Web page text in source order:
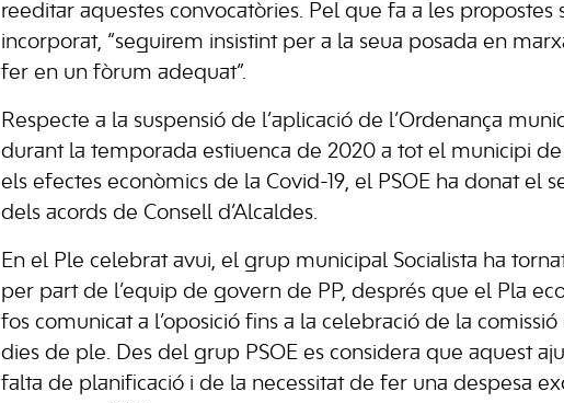
reeditar aquestes convocatòries. Pel que fa a les propostes
incorporat, “seguirem insistint per a la seua posada en
fer en un fòrum adequat”.
Respecte a la suspensió de l’aplicació de l’Ordenança
durant la temporada estiuenca de 2020 a tot el municipi de
els efectes econòmics de la Covid-19, el PSOE ha donat el
dels acords de Consell d’Alcaldes.
En el Ple celebrat avui, el grup municipal Socialista ha
per part de l’equip de govern de PP, després que el Pla
fos comunicat a l’oposició fins a la celebració de la comissió
dies de ple. Des del grup PSOE es considera que aquest
falta de planificació i de la necessitat de fer una despesa